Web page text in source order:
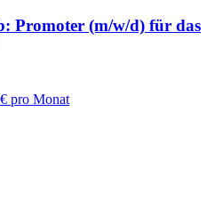
Promoter (m/w/d) für das
pro Monat